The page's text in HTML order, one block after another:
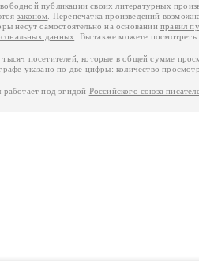
публикации своих литературных
законом . Перепечатка произведений
несут самостоятельно на основанииправил
данных . Вы также можете
посетителей, которые в общей сумме
указано по две цифры: количество
под эгидой Российского союза